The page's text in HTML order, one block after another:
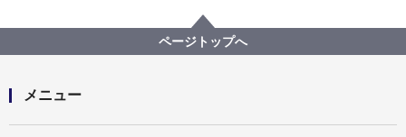
記者発表 2025年度
全国最大規模！約17 万人の子どもたちに持ち運べる図
書館を！ 横浜市立全小学校等で学校向け電子書籍サー
ページトップへ
メニュー